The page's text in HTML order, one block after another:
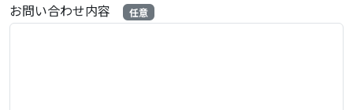
お問い合わせ内容 任意